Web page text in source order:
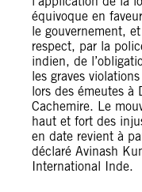
équivoque en
le gouvernement,
respect, par la
indien, de
les graves
lors des émeutes à
Cachemire. Le
haut et fort des
en date revient à
déclaré Avinash
International Inde.